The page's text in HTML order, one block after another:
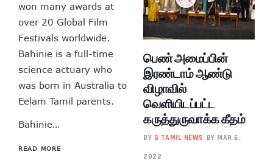
won many awards at
over 20 Global Film
Festivals worldwide.
Bahinie is a full-time
science actuary who
was born in Australia to
Eelam Tamil parents.
Bahinie…
READ MORE
பெண் அமைப்பின்
இரண்டாம் ஆண்டு
விழாவில்
வெளியிடப்பட்ட
கருத்துருவாக்க கீதம்
BY G TAMIL NEWS BY MAR 6,
2022